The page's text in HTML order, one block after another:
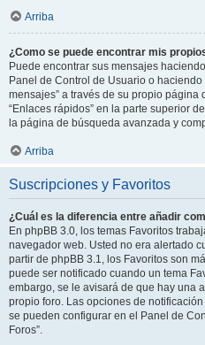
Arriba
¿Como se puede encontrar mis
Puede encontrar sus mensajes
Panel de Control de Usuario o
mensajes” a través de su propio
“Enlaces rápidos” en la parte superior
la página de búsqueda avanzada y
Arriba
Suscripciones y Favoritos
¿Cuál es la diferencia entre añadir
En phpBB 3.0, los temas Favoritos
navegador web. Usted no era alertado
partir de phpBB 3.1, los Favoritos son
puede ser notificado cuando un tema
embargo, se le avisará de que hay una
propio foro. Las opciones de
se pueden configurar en el Panel de
Foros”.